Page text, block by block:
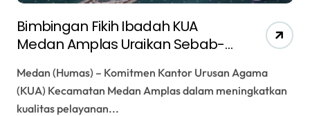
Bimbingan Fikih Ibadah KUA
Medan Amplas Uraikan Sebab-
Diajak Menyempurnakan
Kualitas Shalat
Medan (Humas) – Komitmen Kantor Urusan Agama
(KUA) Kecamatan Medan Amplas dalam meningkatkan
kualitas pelayanan...